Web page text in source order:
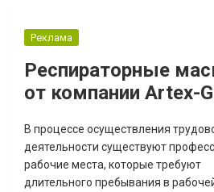
Реклама
Респираторные
от компании Artex-
В процессе осуществления
деятельности существуют
рабочие места, которые требуют
длительного пребывания в